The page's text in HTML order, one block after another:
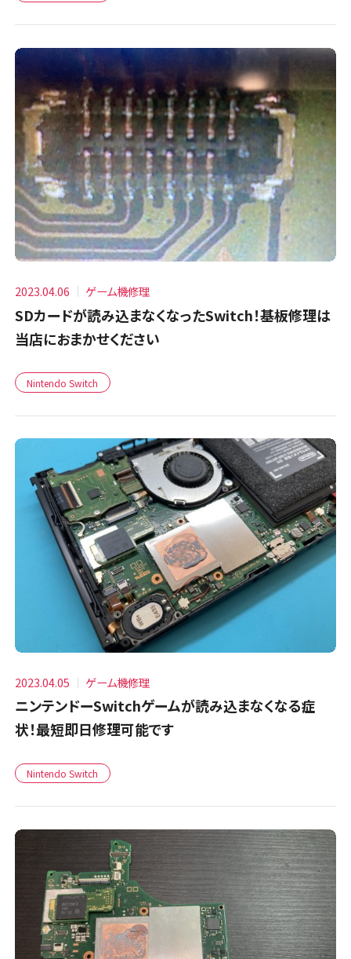
2023.04.06 ゲーム機修理
SDカードが読み込まなくなったSwitch！基板修理は
当店におまかせください
Nintendo Switch
2023.04.05 ゲーム機修理
ニンテンドーSwitchゲームが読み込まなくなる症
状！最短即日修理可能です
Nintendo Switch